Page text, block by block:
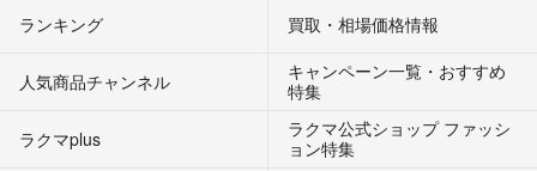
ランキング 買取・相場価格情報
人気商品チャンネル
キャンペーン一覧・おすすめ
特集
ラクマplus
ラクマ公式ショップ ファッシ
ョン特集